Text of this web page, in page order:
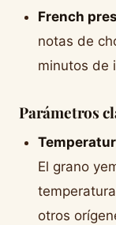
French
notas de
minutos de
Parámetros
El grano
otros